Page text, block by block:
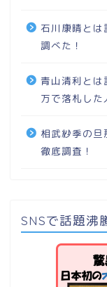
石川康晴とは
調べた！
青山清利と
万で落札した
相武紗季の
徹底調査！
SNSで話題沸